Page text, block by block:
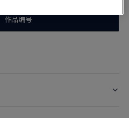
作品编号